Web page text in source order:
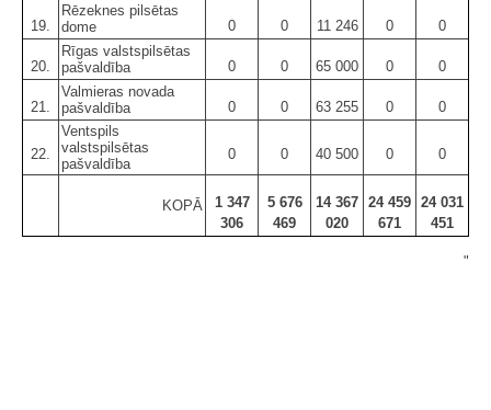
19.
Rēzeknes pilsētas
dome
0 0 11 246 0 0
20.
Rīgas valstspilsētas
pašvaldība
0 0 65 000 0 0
21.
Valmieras novada
pašvaldība
0 0 63 255 0 0
22.
Ventspils
valstspilsētas
pašvaldība
0 0 40 500 0 0
KOPĀ
1 347
306
5 676
469
14 367
020
24 459
671
24 031
451
"